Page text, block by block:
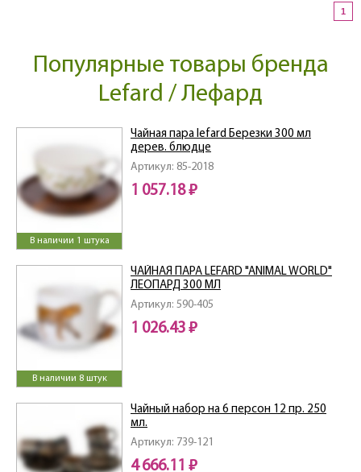
1
Популярные товары бренда
Lefard / Лефард
В наличии 1 штука
Артикул: 85-2018
Чайная пара lefard Березки 300 мл
дерев. блюдце
1 057.18 ₽
В наличии 8 штук
Артикул: 590-405
ЧАЙНАЯ ПАРА LEFARD "ANIMAL WORLD"
ЛЕОПАРД 300 МЛ
1 026.43 ₽
Артикул: 739-121
Чайный набор на 6 персон 12 пр. 250
мл.
4 666.11 ₽